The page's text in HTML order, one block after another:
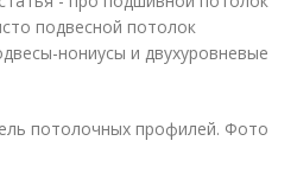
подвесной потолок
нониусы и двухуровневые
потолочных профилей. Фото